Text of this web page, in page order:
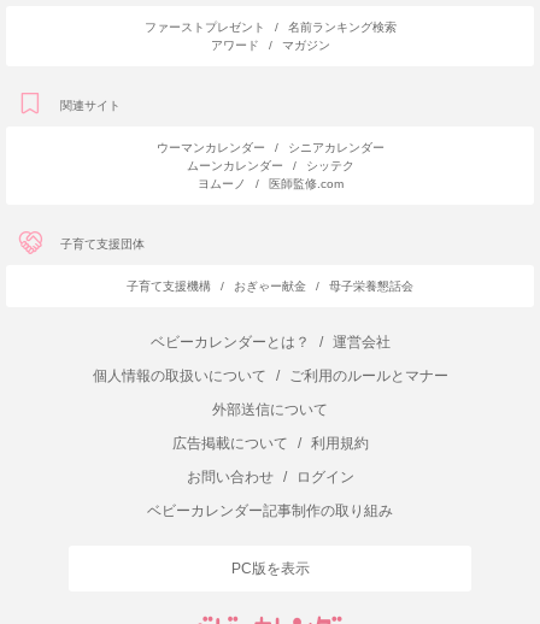
ファーストプレゼント /
名前ランキング検索
アワード
/ マガジン
関連サイト
ウーマンカレンダー /
シニアカレンダー
ムーンカレンダー
/
シッテク
ヨムーノ
/ 医師監修.com
子育て支援団体
子育て支援機構 / おぎゃー献金 / 母子栄養懇話会
ベビーカレンダーとは？ /
運営会社
個人情報の取扱いについて
/
ご利用のルールとマナー
外部送信について
広告掲載について
/
利用規約
お問い合わせ
/
ログイン
ベビーカレンダー記事制作の取り組み
PC版を表示